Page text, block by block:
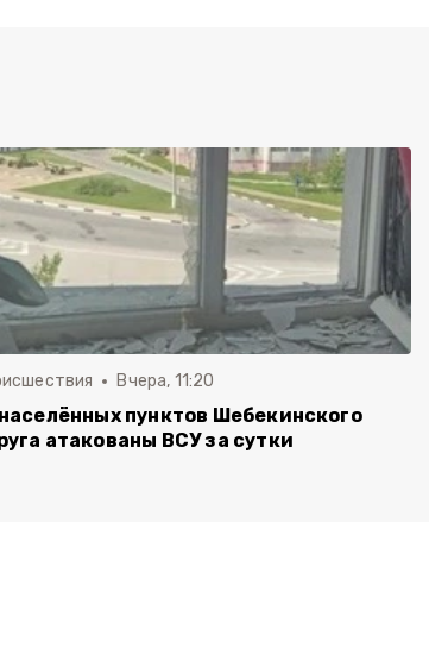
Вчера, 11:20
пунктов Шебекинского
атакованы ВСУ за сутки